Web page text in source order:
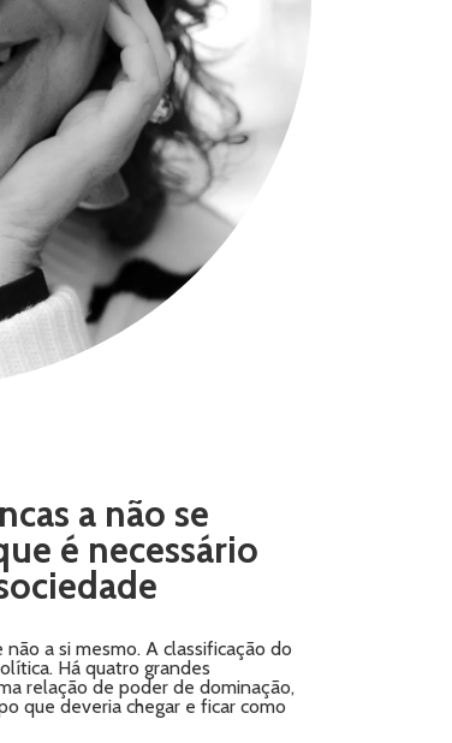
a não se
é necessário
a si mesmo. A classificação do
Há quatro grandes
relação de poder de dominação,
que deveria chegar e ficar como